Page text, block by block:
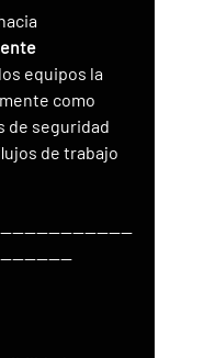
equipos la
como
de seguridad
de trabajo